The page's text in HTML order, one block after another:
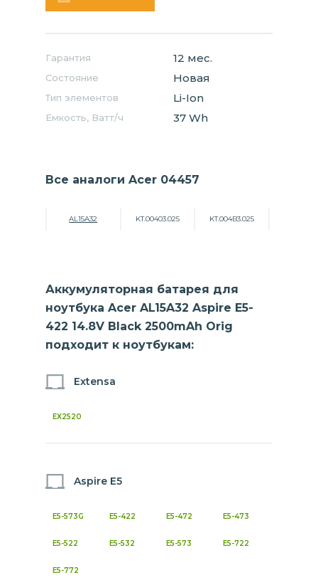
Гарантия 12 мес.
Состояние Новая
Тип элементов Li-Ion
Емкость, Ватт/ч 37 Wh
Все аналоги Acer 04457
AL15A32 KT.00403.025 KT.004B3.025
Аккумуляторная батарея для
ноутбука Acer AL15A32 Aspire E5-
422 14.8V Black 2500mAh Orig
подходит к ноутбукам:
Extensa
EX2520
Aspire E5
E5-573G E5-422 E5-472 E5-473
E5-522 E5-532 E5-573 E5-722
E5-772